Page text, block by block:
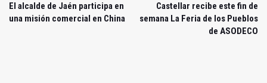
El alcalde de Jaén participa en
una misión comercial en China
Castellar recibe este fin de
semana La Feria de los Pueblos
de ASODECO